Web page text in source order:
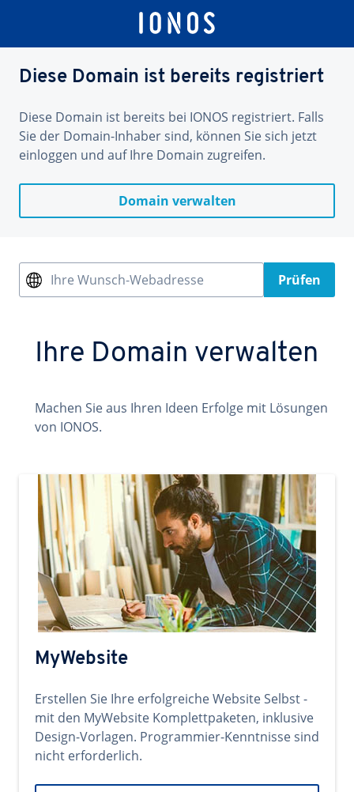
Diese Domain ist bereits registriert
Diese Domain ist bereits bei IONOS registriert. Falls
Sie der Domain-Inhaber sind, können Sie sich jetzt
einloggen und auf Ihre Domain zugreifen.
Domain verwalten
Ihre Wunsch-Webadresse Prüfen
Ihre Domain verwalten
Machen Sie aus Ihren Ideen Erfolge mit Lösungen
von IONOS.
MyWebsite
Erstellen Sie Ihre erfolgreiche Website Selbst -
mit den MyWebsite Komplettpaketen, inklusive
Design-Vorlagen. Programmier-Kenntnisse sind
nicht erforderlich.